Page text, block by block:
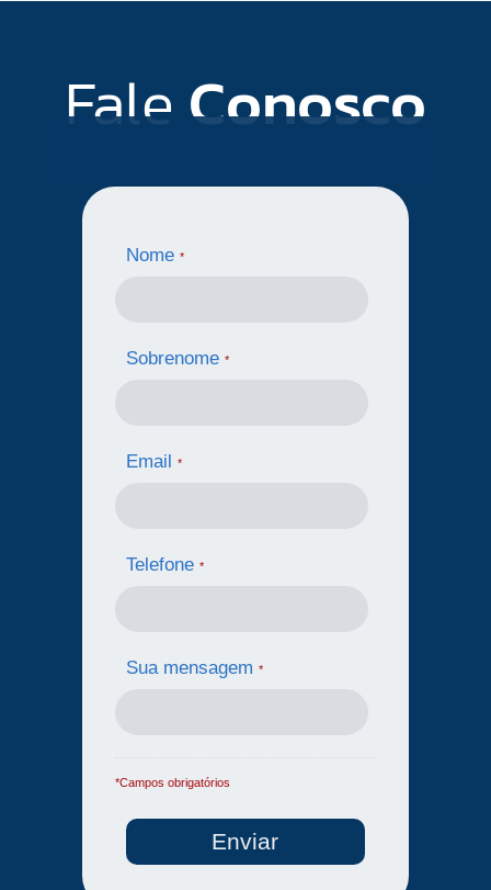
Fale Conosco
Nome *
Sobrenome *
Email *
Telefone *
Sua mensagem *
*Campos obrigatórios